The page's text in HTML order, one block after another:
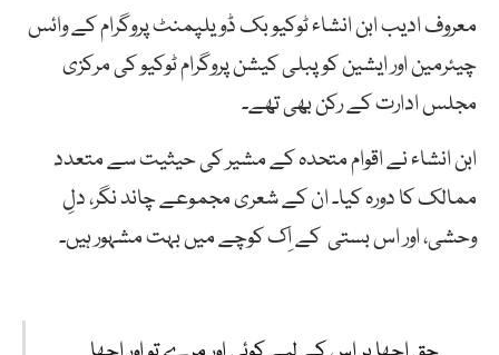
معروف ادیب ابن انشاء ٹوکیو بک ڈویلپمنٹ پروگرام کے وائس
چیئرمین اور ایشین کوپبلی کیشن پروگرام ٹوکیو کی مرکزی
مجلس ادارت کے رکن بھی تھے۔
ابن انشاء نے اقوام متحدہ کے مشیر کی حیثیت سے متعدد
ممالک کا دورہ کیا۔ ان کے شعری مجموعے چاند نگر، دلِ
وحشی، اور اس بستی کے اِک کوچے میں بہت مشہور ہیں۔